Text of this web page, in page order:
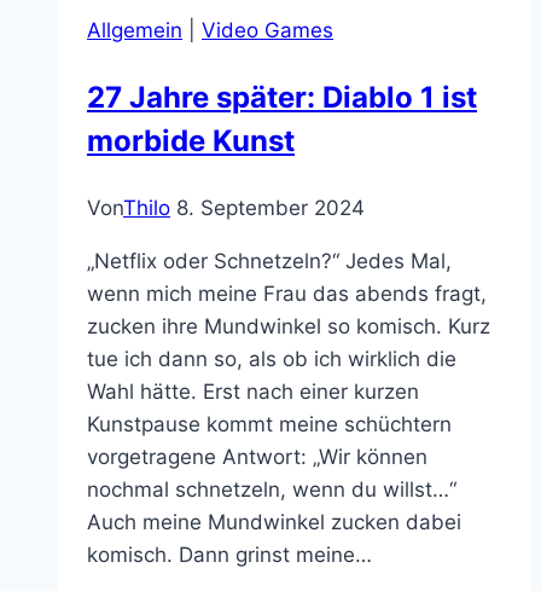
was
hardcore
ist
HARDCORE
Allgemein Video Games
27 Jahre später: Diablo 1 ist
morbide Kunst
VonThilo 8. September 2024
„Netflix oder Schnetzeln?“ Jedes Mal,
wenn mich meine Frau das abends fragt,
zucken ihre Mundwinkel so komisch. Kurz
tue ich dann so, als ob ich wirklich die
Wahl hätte. Erst nach einer kurzen
Kunstpause kommt meine schüchtern
vorgetragene Antwort: „Wir können
nochmal schnetzeln, wenn du willst…“
Auch meine Mundwinkel zucken dabei
komisch. Dann grinst meine…